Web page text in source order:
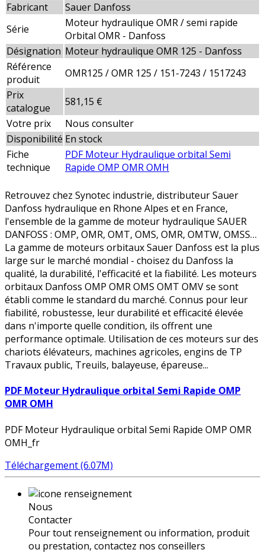
Fabricant
Sauer Danfoss
Série
Moteur hydraulique OMR / semi rapide
Orbital OMR - Danfoss
Désignation Moteur hydraulique OMR 125 - Danfoss
Référence
produit
OMR125 / OMR 125 / 151-7243 / 1517243
Prix
catalogue
581,15 €
Votre prix
Nous consulter
Disponibilité En stock
Fiche
technique
PDF Moteur Hydraulique orbital Semi
Rapide OMP OMR OMH
Retrouvez chez Synotec industrie, distributeur Sauer
Danfoss hydraulique en Rhone Alpes et en France,
l'ensemble de la gamme de moteur hydraulique SAUER
DANFOSS : OMP, OMR, OMT, OMS, OMR, OMTW, OMSS…
La gamme de moteurs orbitaux Sauer Danfoss est la plus
large sur le marché mondial - choisez du Danfoss la
qualité, la durabilité, l'efficacité et la fiabilité. Les moteurs
orbitaux Danfoss OMP OMR OMS OMT OMV se sont
établi comme le standard du marché. Connus pour leur
fiabilité, robustesse, leur durabilité et efficacité élevée
dans n'importe quelle condition, ils offrent une
performance optimale. Utilisation de ces moteurs sur des
chariots élévateurs, machines agricoles, engins de TP
Travaux public, Treuils, balayeuse, épareuse...
PDF Moteur Hydraulique orbital Semi Rapide OMP
OMR OMH
PDF Moteur Hydraulique orbital Semi Rapide OMP OMR
OMH_fr
Téléchargement (6.07M)
Nous
Contacter
Pour tout renseignement ou information, produit
ou prestation, contactez nos conseillers